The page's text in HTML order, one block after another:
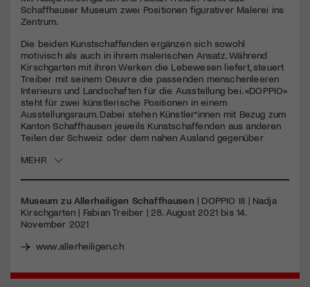
seconds
Schaffhauser Museum zwei Positionen figurativer Malerei ins
Zentrum.
Die beiden Kunstschaffenden ergänzen sich sowohl
motivisch als auch in ihrem malerischen Ansatz. Während
Kirschgarten mit ihren Werken die Lebewesen liefert, steuert
Treiber mit seinem Oeuvre die passenden menschenleeren
Interieurs und Landschaften für die Ausstellung bei. «DOPPIO»
steht für zwei künstlerische Positionen in einem
Ausstellungsraum. Dabei stehen Künstler*innen mit Bezug zum
Kanton Schaffhausen jeweils Kunstschaffenden aus anderen
Teilen der Schweiz oder dem nahen Ausland gegenüber
MEHR
Museum zu Allerheiligen Schaffhausen | DOPPIO III | Nadja
Kirschgarten | Fabian Treiber | 28. August 2021 bis 14.
November 2021
www.allerheiligen.ch